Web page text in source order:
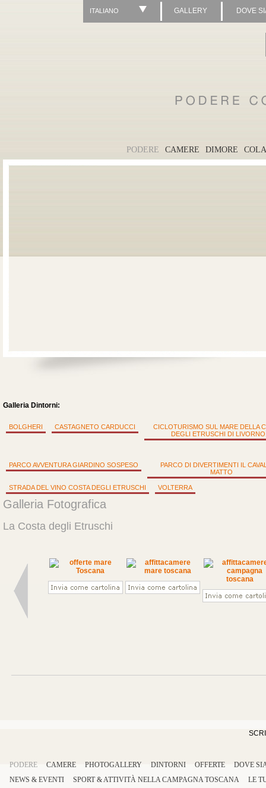
ITALIANO GALLERY DOVE
PODERE CAMERE DIMORE
Galleria Dintorni:
BOLGHERI CASTAGNETO CARDUCCI
CICLOTURISMO SUL MARE DELLA
DEGLI ETRUSCHI DI LIVORNO
PARCO AVVENTURA GIARDINO SOSPESO
PARCO DI DIVERTIMENTI IL
MATTO
STRADA DEL VINO COSTA DEGLI ETRUSCHI VOLTERRA
Galleria Fotografica
La Costa degli Etruschi
PODERE CAMERE PHOTOGALLERY DINTORNI OFFERTE
DOVE
NEWS & EVENTI
SPORT&ATTIVITÀ NELLACAMPAGNA TOSCANA LE